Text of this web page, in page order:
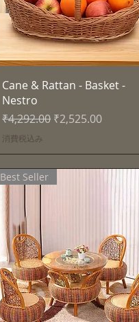
クイックビュー
Cane & Rattan - Basket -
Nestro
通常価格
₹4,292.00 セール価格
₹2,525.00
消費税込み
Best Seller